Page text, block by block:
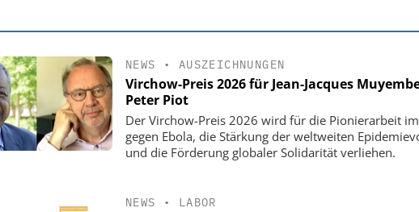
NEWS • AUSZEICHNUNGEN
Virchow-Preis 2026 für Jean-Jacques
Peter Piot
Der Virchow-Preis 2026 wird für die Pionierarbeit
gegen Ebola, die Stärkung der weltweiten
und die Förderung globaler Solidarität verliehen.
NEWS • LABOR